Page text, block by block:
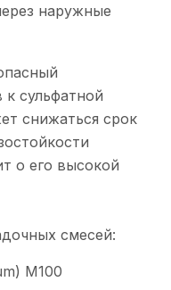
наружные
к сульфатной
снижаться срок
о его высокой
смесей:
М100